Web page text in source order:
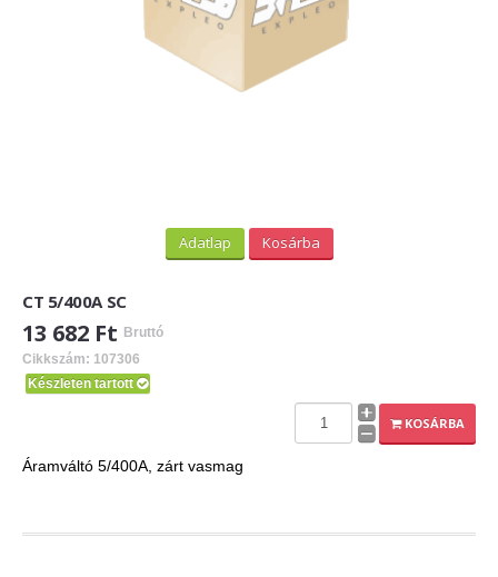
Adatlap Kosárba
CT 5/400A SC
13 682 Ft Bruttó
Cikkszám: 107306
Készleten tartott
KOSÁRBA
Áramváltó 5/400A, zárt vasmag